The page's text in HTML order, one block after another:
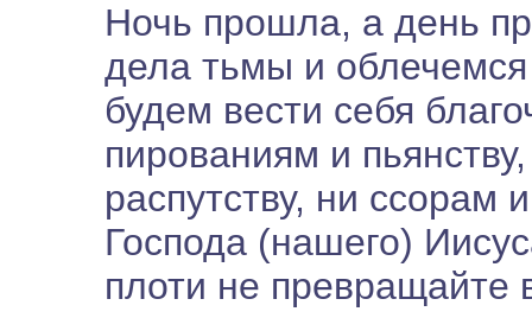
Ночь прошла, а день
дела тьмы и
будем вести себя
пированиям и
распутству, ни ссорам
Господа (нашего)
плоти не превращайте